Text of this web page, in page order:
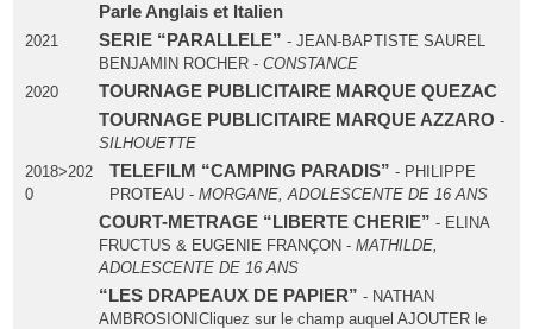
Parle Anglais et Italien
2021 SERIE “PARALLELE” - JEAN-BAPTISTE SAUREL
BENJAMIN ROCHER - CONSTANCE
2020
TOURNAGE PUBLICITAIRE MARQUE QUEZAC
TOURNAGE PUBLICITAIRE MARQUE AZZARO -
SILHOUETTE
2018>202
0
TELEFILM “CAMPING PARADIS” - PHILIPPE
PROTEAU -MORGANE, ADOLESCENTE DE 16 ANS
COURT-METRAGE “LIBERTE CHERIE” - ELINA
FRUCTUS & EUGENIE FRANÇON - MATHILDE,
ADOLESCENTE DE 16 ANS
“LES DRAPEAUX DE PAPIER” - NATHAN
AMBROSIONICliquez sur le champ auquel AJOUTER le